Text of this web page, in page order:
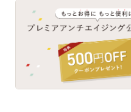
あしたの美肌 | 美容情報を
bメディア